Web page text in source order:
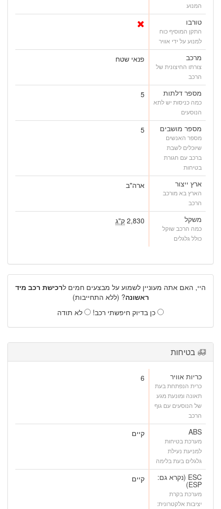
המנוע
טורבו
התקן המוסיף כוח
למנוע על ידי אוויר
מרכב
צורתו החיצונית של
הרכב
פנאי שטח
מספר דלתות
כמה כניסות יש לתא
הנוסעים
5
מספר מושבים
מספר האנשים
שיוכלים לשבת
ברכב עם חגורת
בטיחות
5
ארץ ייצור
הארץ בא מורכב
הרכב
ארה"ב
משקל
כמה הרכב שוקל
כולל גלגלים
2,830 ק"ג
היי, האם אתה מעוניין לשמוע על מבצעים חמים לרכישת רכב מיד
ראשונה? (ללא התחייבות)
כן בדיוק חיפשתי רכב!
לא תודה
בטיחות
כריות אוויר
כרית הנפתחת בעת
תאונה ומונעת מגע
של הנוסעים עם גוף
הרכב
6
ABS
מערכת בטיחות
למניעת נעילת
גלגלים בעת בלימה
קיים
ESC (נקרא גם:
ESP)
מערכת בקרת
יציבות אלקטרונית:
קיים